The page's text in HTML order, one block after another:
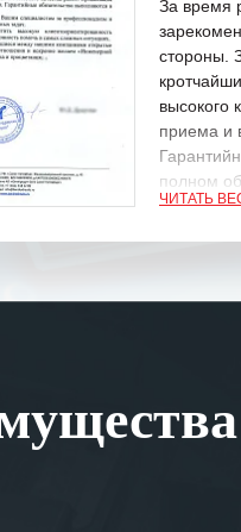
За время
стороны.
высокого
приема и
полном
Мы
ЧИТАТЬ